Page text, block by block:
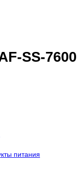
SS-7600
питания